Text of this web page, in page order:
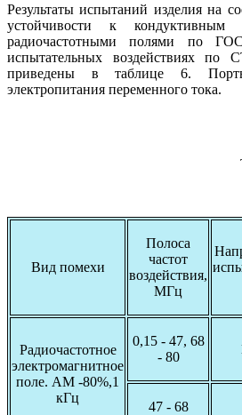
Результаты испытаний изделия на
устойчивости к кондуктивным
радиочастотными полями по
испытательных воздействиях по
приведены в таблице 6.
электропитания переменного тока.
Вид помехи
Полоса
частот
воздействия,
МГц
Радиочастотное
электромагнитное
поле. АМ -80%,1
кГц
0,15 - 47, 68
- 80
47 - 68